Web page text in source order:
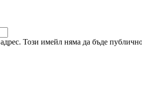
Този имейл няма да бъде